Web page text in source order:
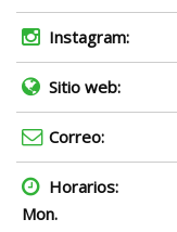
Instagram:
Sitio web:
Correo:
Horarios:
Mon.